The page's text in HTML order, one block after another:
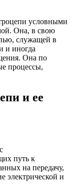
условными
Она, в свою
служащей в
и иногда
Она по
процессы,
и ее
путь к
на передачу,
электрической и